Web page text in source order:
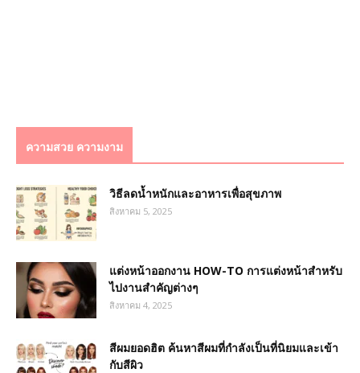
ความสวย ความงาม
วิธีลดน้ำหนักและอาหารเพื่อสุขภาพ
สิงหาคม 5, 2025
แต่งหน้าออกงาน HOW-TO การแต่งหน้าสำหรับ
ไปงานสำคัญต่างๆ
สิงหาคม 4, 2025
สีผมยอดฮิต ค้นหาสีผมที่กำลังเป็นที่นิยมและเข้า
กับสีผิว